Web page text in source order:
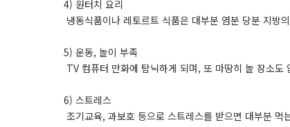
4) 원터치 요리
냉동식품이나 레토르트 식품은 대부분 염분 당분 지방
5) 운동, 놀이 부족
TV 컴퓨터 만화에 탐닉하게 되며, 또 마땅히 놀 장소
6) 스트레스
조기교육, 과보호 등으로 스트레스를 받으면 대부분 먹